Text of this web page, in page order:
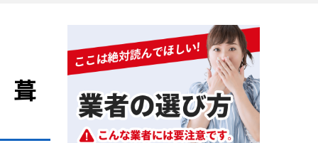
葺